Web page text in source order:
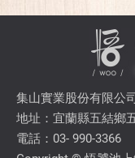
集山實業股份有限公
地址：宜蘭縣五結鄉
電話：03- 990-3366